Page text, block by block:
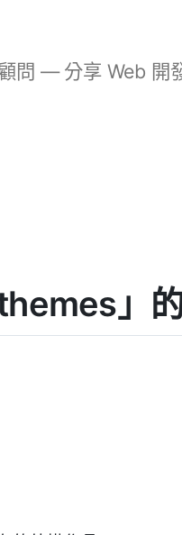
問 — 分享 Web 開
」